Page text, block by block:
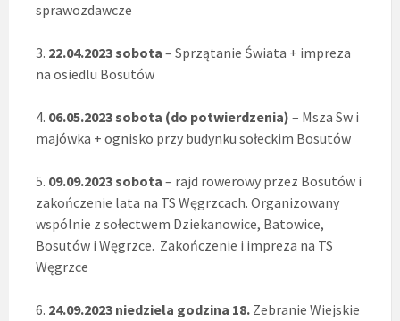
sprawozdawcze
3. 22.04.2023 sobota – Sprzątanie Świata + impreza
na osiedlu Bosutów
4. 06.05.2023 sobota (do potwierdzenia) – Msza Sw i
majówka + ognisko przy budynku sołeckim Bosutów
5. 09.09.2023 sobota – rajd rowerowy przez Bosutów i
zakończenie lata na TS Węgrzcach. Organizowany
wspólnie z sołectwem Dziekanowice, Batowice,
Bosutów i Węgrzce. Zakończenie i impreza na TS
Węgrzce
6. 24.09.2023 niedziela godzina 18. Zebranie Wiejskie